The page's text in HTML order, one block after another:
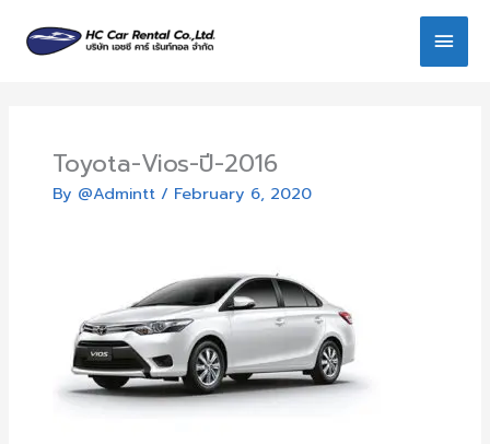
content
Main
Toyota-Vios-ปี-2016
By @Admintt / February 6, 2020